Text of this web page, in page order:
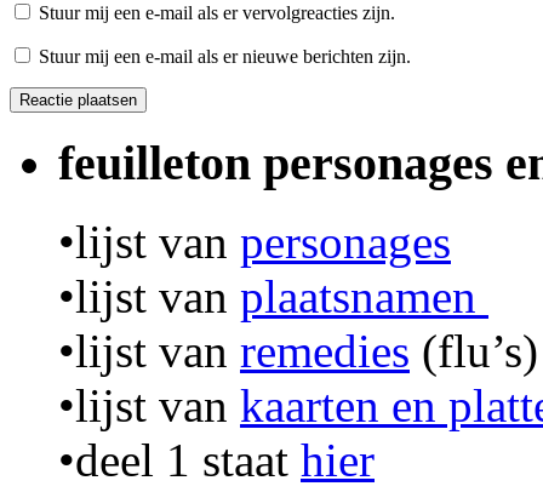
Stuur mij een e-mail als er vervolgreacties zijn.
Stuur mij een e-mail als er nieuwe berichten zijn.
feuilleton personages
•lijst van personages
•lijst van plaatsnamen
•lijst van remedies (flu’s)
•lijst van kaarten en
•deel 1 staat hier